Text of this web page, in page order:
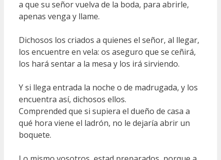
a que su señor vuelva de la boda, para abrirle,
apenas venga y llame.
Dichosos los criados a quienes el señor, al llegar,
los encuentre en vela: os aseguro que se ceñirá,
los hará sentar a la mesa y los irá sirviendo.
Y si llega entrada la noche o de madrugada, y los
encuentra así, dichosos ellos.
Comprended que si supiera el dueño de casa a
qué hora viene el ladrón, no le dejaría abrir un
boquete.